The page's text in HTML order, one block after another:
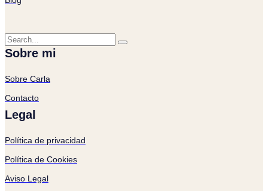
Sobre mi
Sobre Carla
Contacto
Legal
Política de privacidad
Política de Cookies
Aviso Legal